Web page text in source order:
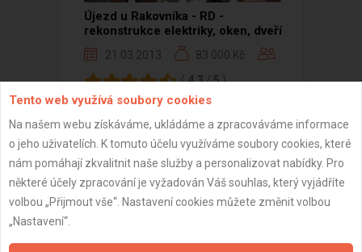
Újezd u Rakovníka - RD -
rekonstrukce elektriky, oken, dveří
21.03.2013
83 000 Kč
(4.3/5)
Zobrazeno 1 z 1 reference
Tento web využívá soubory cookies
Na našem webu získáváme, ukládáme a zpracováváme informace
o jeho uživatelích. K tomuto účelu využíváme soubory cookies, které
nám pomáhají zkvalitnit naše služby a personalizovat nabídky. Pro
některé účely zpracování je vyžadován Váš souhlas, který vyjádříte
volbou „Přijmout vše“. Nastavení cookies můžete změnit volbou
„Nastavení“.